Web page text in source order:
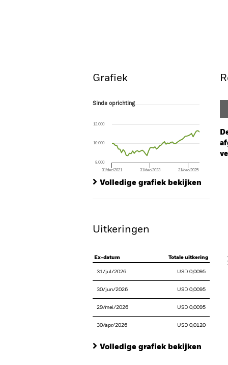
Grafiek
Sinds oprichting
The chart has 1 X axis displaying Time.
The chart has 1 Y axis displaying values.
Sinds oprichting
31/dec/2021 31/dec/2023 31/dec/2025
8.000
10.000
12.000
Volledige grafiek bekijken
Uitkeringen
Ex-datum Totale uitkering
31/jul/2026 USD 0,0095
30/jun/2026 USD 0,0095
29/mei/2026 USD 0,0095
30/apr/2026 USD 0,0120
Volledige grafiek bekijken